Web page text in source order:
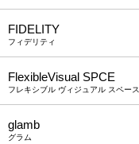
FIDELITY
フィデリティ
FlexibleVisual SPCE
フレキシブル ヴィジュアル スペース
glamb
グラム